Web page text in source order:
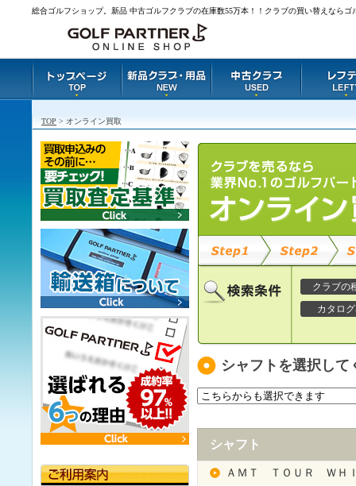
総合ゴルフショップ。新品 中古ゴルフクラブの在庫数55万本！！クラブの買い替えなら
TOP > オンライン買取
クラブの
カタロ
シャフトを選択して
シャフト
ＡＭＴ ＴＯＵＲ ＷＨ